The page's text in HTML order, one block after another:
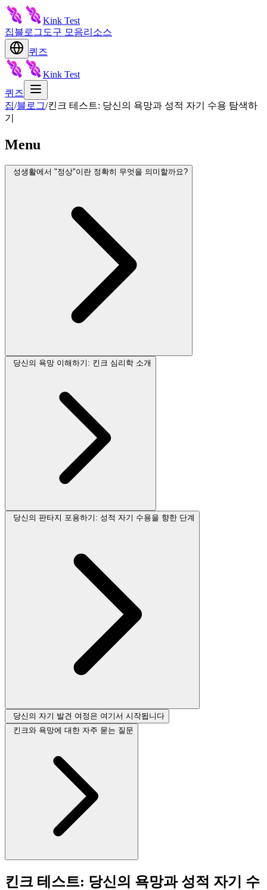
Kink Test
집블로그 도구 모음리소스
퀴즈
Kink Test
퀴즈
집/블로그/킨크 테스트: 당신의 욕망과 성적 자기 수용 탐색하
기
Menu
성생활에서 "정상"이란 정확히 무엇을 의미할까요?
당신의 욕망 이해하기: 킨크 심리학 소개
당신의 판타지 포용하기: 성적 자기 수용을 향한 단계
당신의 자기 발견 여정은 여기서 시작됩니다
킨크와 욕망에 대한 자주 묻는 질문
킨크 테스트: 당신의 욕망과 성적 자기 수